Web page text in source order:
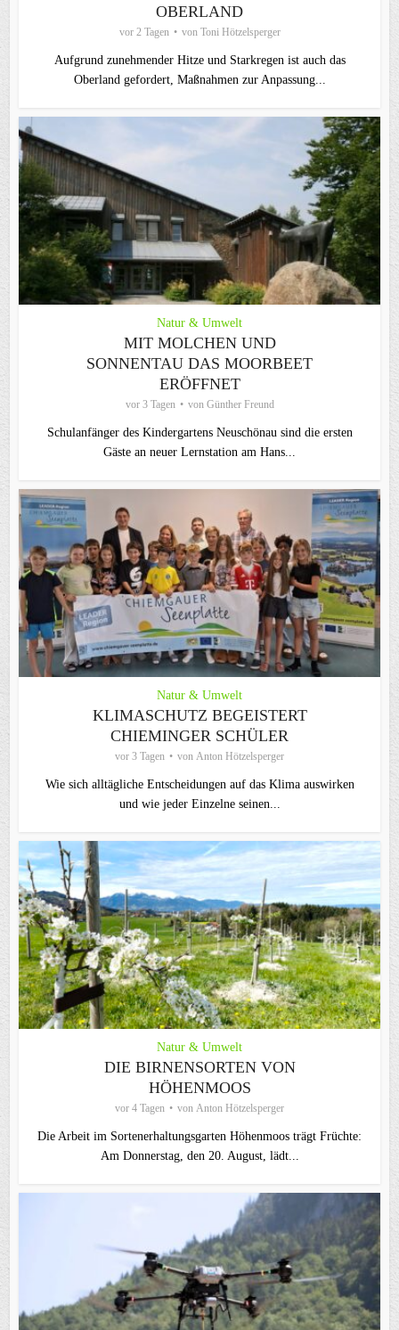
OBERLAND
vor 2 Tagen von Toni Hötzelsperger
Aufgrund zunehmender Hitze und Starkregen ist auch das
Oberland gefordert, Maßnahmen zur Anpassung...
Natur & Umwelt
MIT MOLCHEN UND
SONNENTAU DAS MOORBEET
ERÖFFNET
vor 3 Tagen von Günther Freund
Schulanfänger des Kindergartens Neuschönau sind die ersten
Gäste an neuer Lernstation am Hans...
Natur & Umwelt
KLIMASCHUTZ BEGEISTERT
CHIEMINGER SCHÜLER
vor 3 Tagen von Anton Hötzelsperger
Wie sich alltägliche Entscheidungen auf das Klima auswirken
und wie jeder Einzelne seinen...
Natur & Umwelt
DIE BIRNENSORTEN VON
HÖHENMOOS
vor 4 Tagen von Anton Hötzelsperger
Die Arbeit im Sortenerhaltungsgarten Höhenmoos trägt Früchte:
Am Donnerstag, den 20. August, lädt...